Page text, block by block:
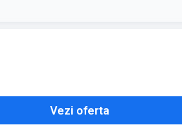
de minimum 249 lei. Stoc limitat
Vezi oferta